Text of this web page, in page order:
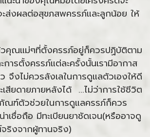
ะส่งผลต่อสุขภสพครรภ์และลูกน้อย ให้
คุณแม่ๆที่ตั้งครรภ์อยู่ก็ควรปฏิบัติตาม
การตั้งครรภ์แต่ละครั้งนั้นเรามีอากาส
จึงไม่ควรลังเลในการดูแลตัวเองให้ดี
เสียดายภายหลังได้ ...ไม่ว่าการใช้ชีวิต
ฑ์ตัวช่วยในการดูแลครรภ์ก็ควร
เชื่อถือ มีทะเบียนยาชัดเจน(หรืออาจดู
ริงจากผู้ทานจริง)